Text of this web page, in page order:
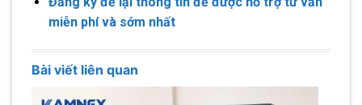
miễn phí và sớm nhất
Bài viết liên quan